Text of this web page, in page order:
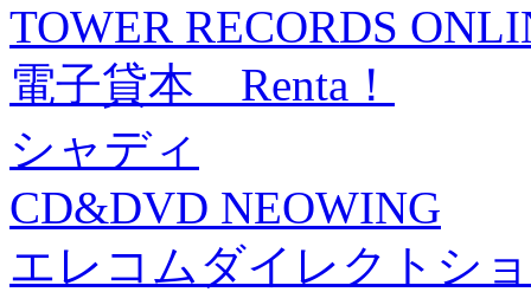
TOWER RECORDS
電子貸本 Renta！
シャディ
CD&DVD NEOWING
エレコムダイレクトシ